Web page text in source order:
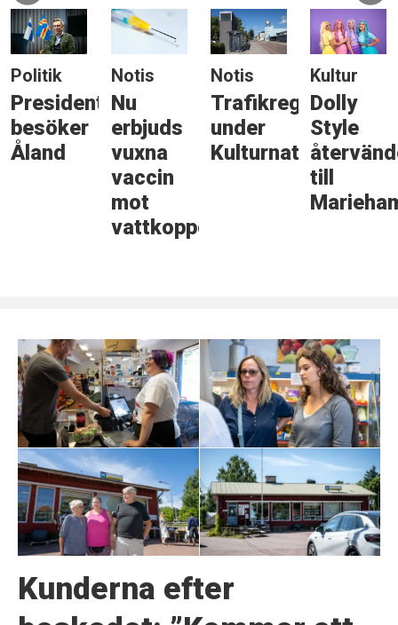
Politik
Presidenten
besöker
Åland
Notis
Nu
erbjuds
vuxna
vaccin
mot
vattkoppor
Notis
Trafikreglering
under
Kulturnatten
Kultur
Dolly
Style
till
Kunderna efter